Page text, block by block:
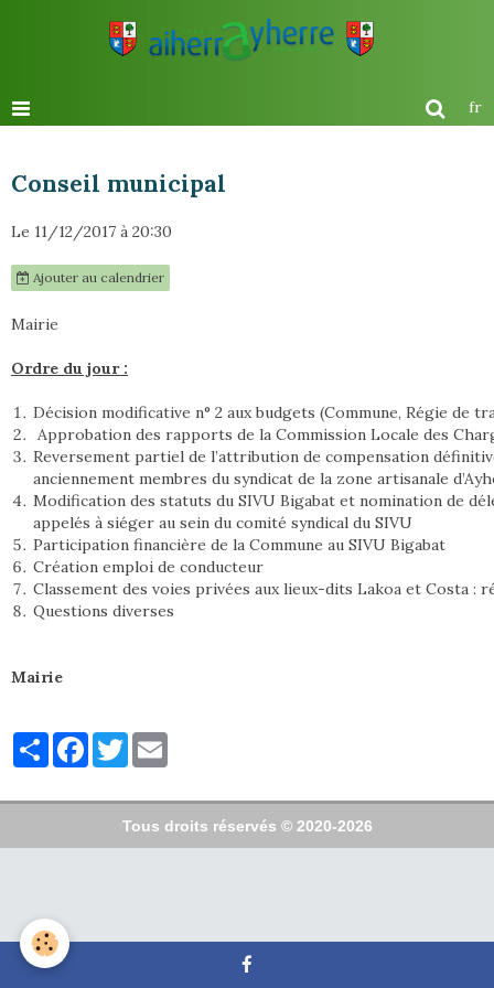
fr
Conseil municipal
Le 11/12/2017 à 20:30
Ajouter au calendrier
Mairie
Ordre du jour :
Décision modificative n° 2 aux budgets (Commune, Régie de
Approbation des rapports de la Commission Locale des
Reversement partiel de l’attribution de compensation
anciennement membres du syndicat de la zone artisanale
Modification des statuts du SIVU Bigabat et nomination de
appelés à siéger au sein du comité syndical du SIVU
Participation financière de la Commune au SIVU Bigabat
Création emploi de conducteur
Classement des voies privées aux lieux-dits Lakoa et Costa :
Questions diverses
Mairie
PartagerFacebook
Twitter
Tous droits réservés © 2020-2026